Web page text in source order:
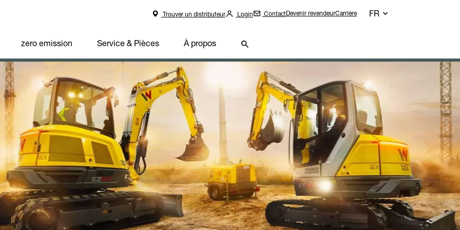
Trouver un distributeur Login ContactDevenir revendeurCarrière FR
zero emission Service & Pièces À propos